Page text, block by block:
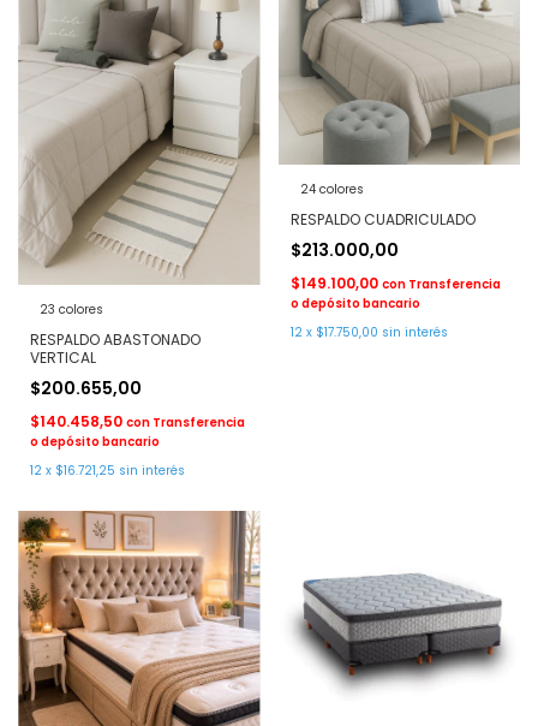
23 colores
RESPALDO ABASTONADO
VERTICAL
$200.655,00
$140.458,50 con Transferencia
o depósito bancario
12 x $16.721,25 sin interés
24 colores
RESPALDO CUADRICULADO
$213.000,00
$149.100,00 con Transferencia
o depósito bancario
12 x $17.750,00 sin interés